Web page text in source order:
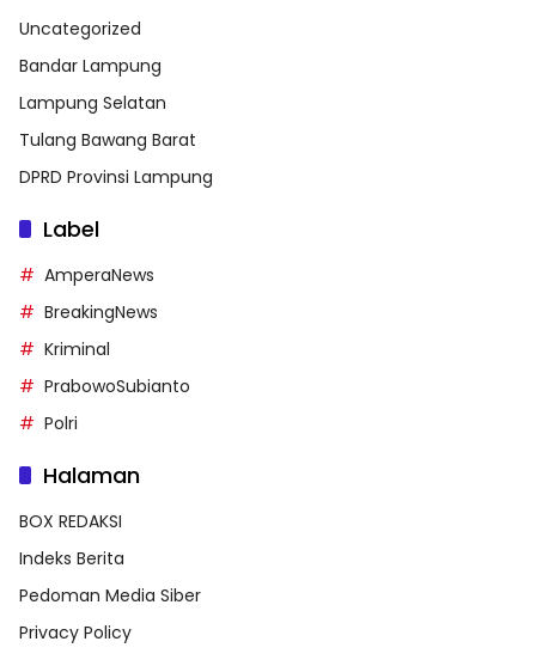
Uncategorized
Bandar Lampung
Lampung Selatan
Tulang Bawang Barat
DPRD Provinsi Lampung
Label
AmperaNews
BreakingNews
Kriminal
PrabowoSubianto
Polri
Halaman
BOX REDAKSI
Indeks Berita
Pedoman Media Siber
Privacy Policy